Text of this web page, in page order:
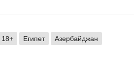
18+ Египет Азербайджан